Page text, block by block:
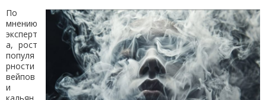
По
мнению
эксперт
а, рост
популя
рности
вейпов
и